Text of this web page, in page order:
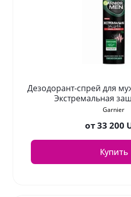
Дезодорант-спрей для
Экстремальная
Garnier
от33 200
Купить